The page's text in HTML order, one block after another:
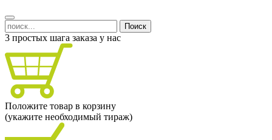
Поиск
3 простых шага заказа у нас
Положите товар в корзину
(укажите необходимый тираж)